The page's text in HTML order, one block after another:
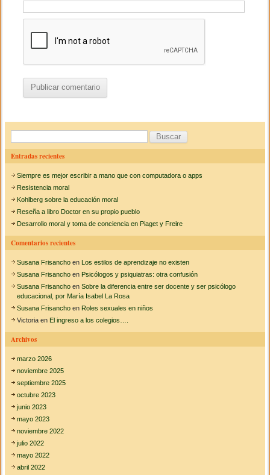
u
c
a
Entradas recientes
Siempre es mejor escribir a mano que con computadora o apps
Resistencia moral
Kohlberg sobre la educación moral
Reseña a libro Doctor en su propio pueblo
Desarrollo moral y toma de conciencia en Piaget y Freire
Comentarios recientes
Susana Frisancho enLos estilos de aprendizaje no existen
Susana Frisancho enPsicólogos y psiquiatras: otra confusión
Susana Frisancho enSobre la diferencia entre ser docente y ser psicólogo
educacional, por María Isabel La Rosa
Susana Frisancho enRoles sexuales en niños
Victoria enEl ingreso a los colegios….
Archivos
marzo 2026
noviembre 2025
septiembre 2025
octubre 2023
junio 2023
mayo 2023
noviembre 2022
julio 2022
mayo 2022
abril 2022